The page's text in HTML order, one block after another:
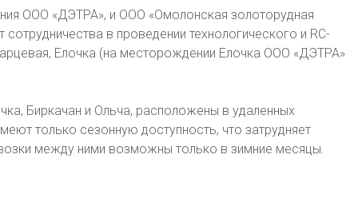
ООО «ДЭТРА», и ООО «Омолонская золоторудная
в проведении технологического и RC-
Елочка (на месторождении Елочка ООО «ДЭТРА»
Биркачан и Ольча, расположены в удаленных
только сезонную доступность, что затрудняет
между ними возможны только в зимние месяцы.